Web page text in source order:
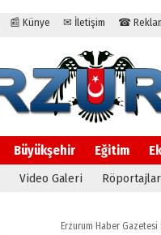
📰 Künye ✉ İletişim ☎
Büyükşehir Eğitim
Video Galeri Röportajlar
Erzurum Haber Gazetesi